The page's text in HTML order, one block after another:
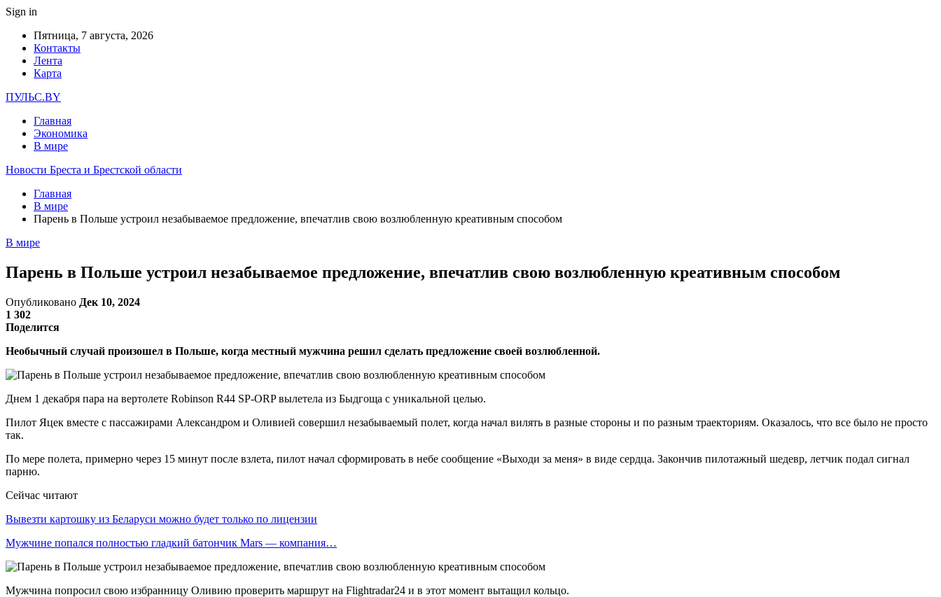
Sign in
Пятница, 7 августа, 2026
Контакты
Лента
Карта
ПУЛЬС.BY
Главная
Экономика
В мире
Новости Бреста и Брестской области
Главная
В мире
Парень в Польше устроил незабываемое предложение, впечатлив свою возлюбленную креативным способом
В мире
Парень в Польше устроил незабываемое предложение, впечатлив свою возлюбленную креативным способом
Опубликовано Дек 10, 2024
1 302
Поделится
Необычный случай произошел в Польше, когда местный мужчина решил сделать предложение своей возлюбленной.
Днем 1 декабря пара на вертолете Robinson R44 SP-ORP вылетела из Быдгоща с уникальной целью.
Пилот Яцек вместе с пассажирами Александром и Оливией совершил незабываемый полет, когда начал вилять в разные стороны и по разным траекториям. Оказалось, что все было не просто
так.
По мере полета, примерно через 15 минут после взлета, пилот начал сформировать в небе сообщение «Выходи за меня» в виде сердца. Закончив пилотажный шедевр, летчик подал сигнал
парню.
Сейчас читают
Вывезти картошку из Беларуси можно будет только по лицензии
Мужчине попался полностью гладкий батончик Mars — компания…
Мужчина попросил свою избранницу Оливию проверить маршрут на Flightradar24 и в этот момент вытащил кольцо.